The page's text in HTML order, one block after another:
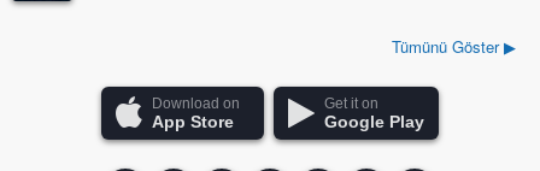
Tümünü Göster ▶
Download on
App Store
Get it on
Google Play